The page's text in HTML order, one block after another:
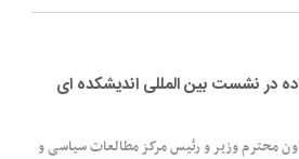
در نشست بین المللی اندیشکده ای
محترم وزیر و رئیس مرکز مطالعات سیاسی و